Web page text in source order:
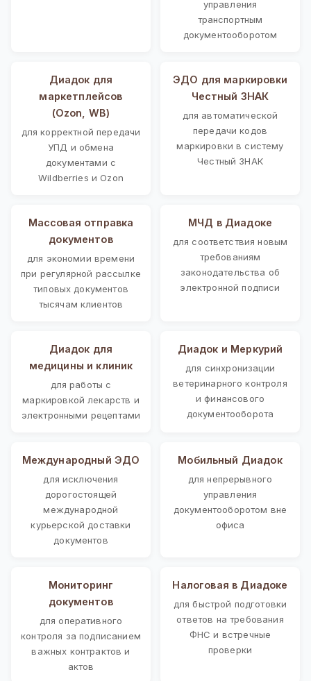
управления
транспортным
документооборотом
Диадок для
маркетплейсов
(Ozon, WB)
для корректной передачи
УПД и обмена
документами с
Wildberries и Ozon
ЭДО для маркировки
Честный ЗНАК
для автоматической
передачи кодов
маркировки в систему
Честный ЗНАК
Массовая отправка
документов
для экономии времени
при регулярной рассылке
типовых документов
тысячам клиентов
МЧД в Диадоке
для соответствия новым
требованиям
законодательства об
электронной подписи
Диадок для
медицины и клиник
для работы с
маркировкой лекарств и
электронными рецептами
Диадок и Меркурий
для синхронизации
ветеринарного контроля
и финансового
документооборота
Международный ЭДО
для исключения
дорогостоящей
международной
курьерской доставки
документов
Мобильный Диадок
для непрерывного
управления
документооборотом вне
офиса
Мониторинг
документов
для оперативного
контроля за подписанием
важных контрактов и
актов
Налоговая в Диадоке
для быстрой подготовки
ответов на требования
ФНС и встречные
проверки